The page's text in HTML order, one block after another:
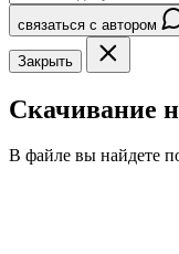
связаться с автором
Закрыть
Скачивание
В файле вы найдете